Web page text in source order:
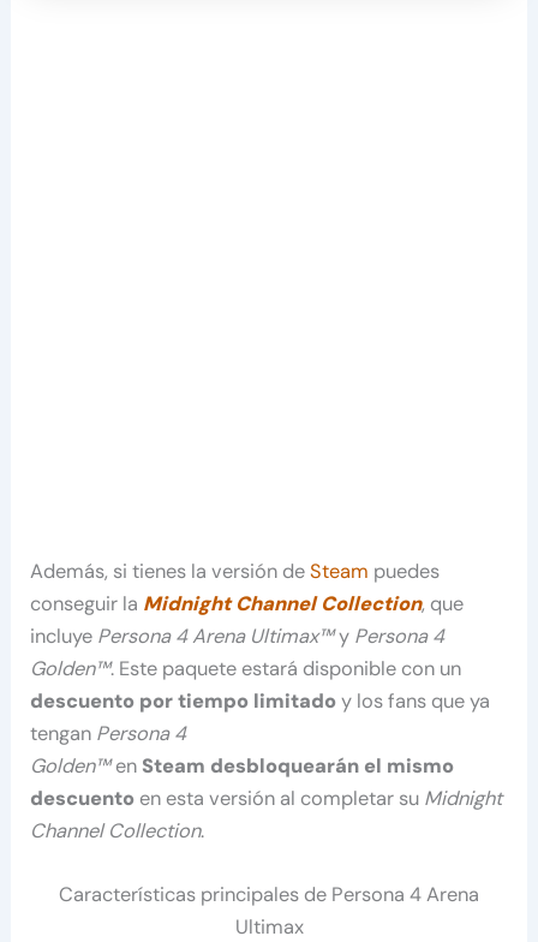
Además, si tienes la versión deSteam puedes
conseguir la Midnight Channel Collection, que
incluye Persona 4 Arena Ultimax™y Persona 4
Golden™. Este paquete estará disponible con un
descuento por tiempo limitadoy los fans que ya
tengan Persona 4
Golden™en Steam desbloquearán el mismo
descuento en esta versión al completar su Midnight
Channel Collection.
Características principales de Persona 4 Arena
Ultimax